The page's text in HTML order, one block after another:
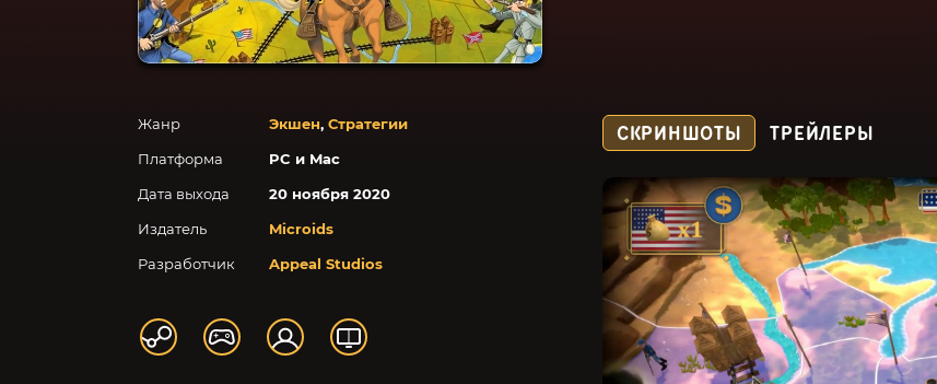
Жанр Экшен, Стратегии
Платформа
PC и Mac
Дата выхода
20 ноября 2020
Издатель
Microids
Разработчик
Appeal Studios
СКРИНШОТЫ ТРЕЙЛЕРЫ